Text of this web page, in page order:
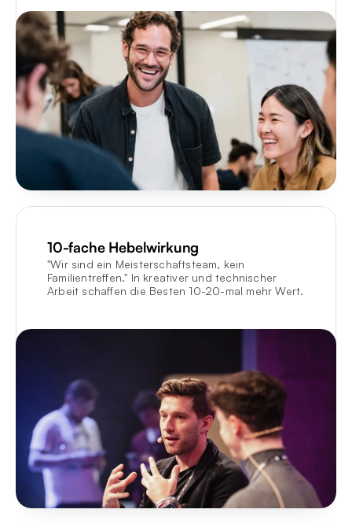
10-fache Hebelwirkung
"Wir sind ein Meisterschaftsteam, kein
Familientreffen." In kreativer und technischer
Arbeit schaffen die Besten 10-20-mal mehr Wert.